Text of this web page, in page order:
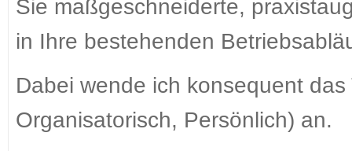
Sie maßgeschneiderte,
in Ihre bestehenden
Dabei wende ich konsequent
Organisatorisch, Persönlich) an.